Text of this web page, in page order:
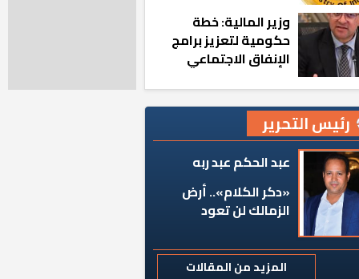
وزير المالية: خطة
حكومية لتعزيز برامج
الإنفاق الاجتماعي
رئيس التحرير
عبد الحكم عبد ربه
«دكر الكلام».. أرض
الزمالك لن تعود
المزيد من المقالات